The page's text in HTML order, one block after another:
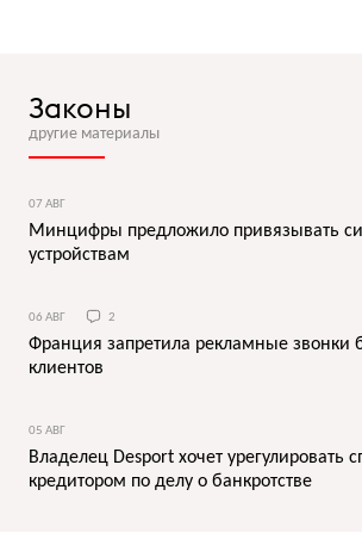
Законы
другие материалы
07 АВГ
Минцифры предложило привязывать
устройствам
06 АВГ 2
Франция запретила рекламные звонки
клиентов
05 АВГ
Владелец Desport хочет урегулировать
кредитором по делу о банкротстве